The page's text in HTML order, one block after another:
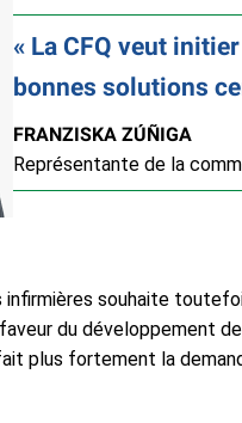
La CFQ veut
bonnes solutions
FRANZISKA ZÚÑIGA
Représentante de la
souhaite
du développement
plus fortement la